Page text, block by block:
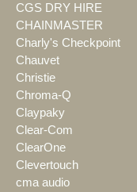
CGS DRY HIRE
CHAINMASTER
Charly's Checkpoint
Chauvet
Christie
Chroma-Q
Claypaky
Clear-Com
ClearOne
Clevertouch
cma audio